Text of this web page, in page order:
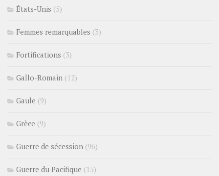
États-Unis (5)
Femmes remarquables (3)
Fortifications (3)
Gallo-Romain (12)
Gaule (9)
Grèce (9)
Guerre de sécession (96)
Guerre du Pacifique (15)